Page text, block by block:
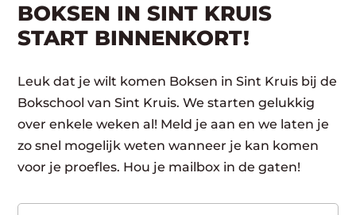
BOKSEN IN SINT KRUIS
START BINNENKORT!
Leuk dat je wilt komen Boksen in Sint Kruis bij de
Bokschool van Sint Kruis. We starten gelukkig
over enkele weken al! Meld je aan en we laten je
zo snel mogelijk weten wanneer je kan komen
voor je proefles. Hou je mailbox in de gaten!